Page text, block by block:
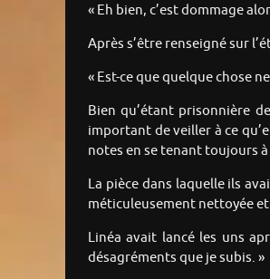
« Eh bien, c’est dommage
Après s’être renseigné sur
« Est-ce que quelque chose
Bien qu’étant prisonnière
important de veiller à ce
notes en se tenant toujours à
La pièce dans laquelle ils
méticuleusement nettoyée
Linéa avait lancé les uns
désagréments que je subis. »